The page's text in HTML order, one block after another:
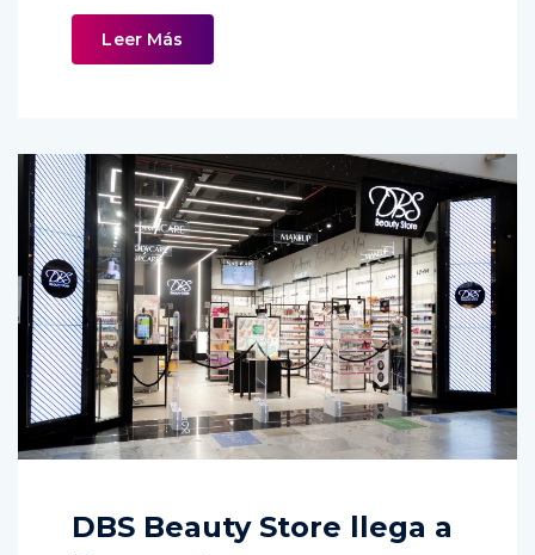
Leer Más
DBS Beauty Store llega a